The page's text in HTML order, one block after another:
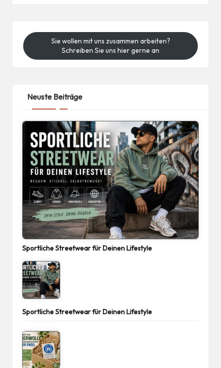
Sie wollen mit uns zusammen arbeiten?
Schreiben Sie uns hier gerne an
Neuste Beiträge
Sportliche Streetwear für Deinen Lifestyle
Sportliche Streetwear für Deinen Lifestyle